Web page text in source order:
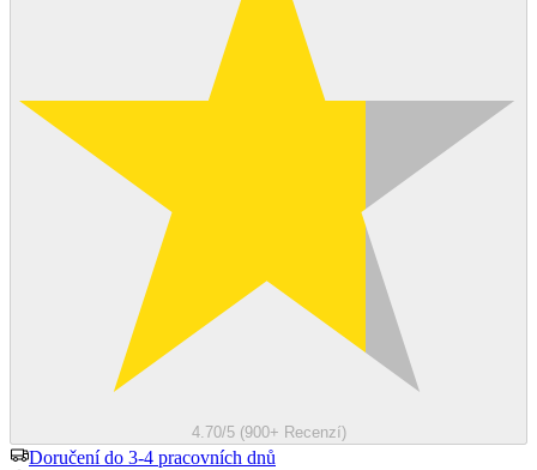
4.70/5 (900+ Recenzí)
Doručení do 3-4 pracovních dnů